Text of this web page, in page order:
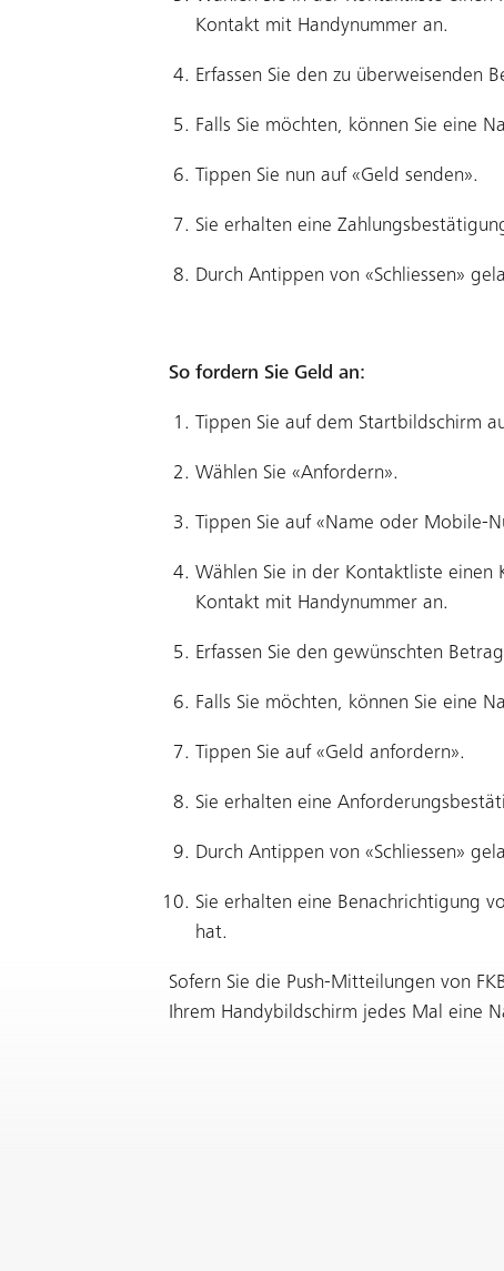
Kontakt mit Handynummer an.
Erfassen Sie den zu überweisenden
Falls Sie möchten, können Sie eine
Tippen Sie nun auf «Geld senden».
Sie erhalten eine
Durch Antippen von «Schliessen»
So fordern Sie Geld an:
Tippen Sie auf dem Startbildschirm
Wählen Sie «Anfordern».
Tippen Sie auf «Name oder Mobile-
Wählen Sie in der Kontaktliste einen
Kontakt mit Handynummer an.
Erfassen Sie den gewünschten
Falls Sie möchten, können Sie eine
Tippen Sie auf «Geld anfordern».
Sie erhalten eine
Durch Antippen von «Schliessen»
Sie erhalten eine Benachrichtigung
hat.
Sofern Sie die Push-Mitteilungen von
Ihrem Handybildschirm jedes Mal eine